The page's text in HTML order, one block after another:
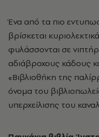
Ένα από τα πιο
βρίσκεται
φυλάσσονται σε
αδιάβροχους κάδους
«Βιβλιοθήκη της
όνομα του
υπερχείλισης του